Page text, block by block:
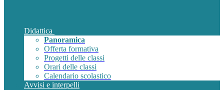
Didattica
Panoramica
Offerta formativa
Progetti delle classi
Orari delle classi
Calendario scolastico
Avvisi e interpelli